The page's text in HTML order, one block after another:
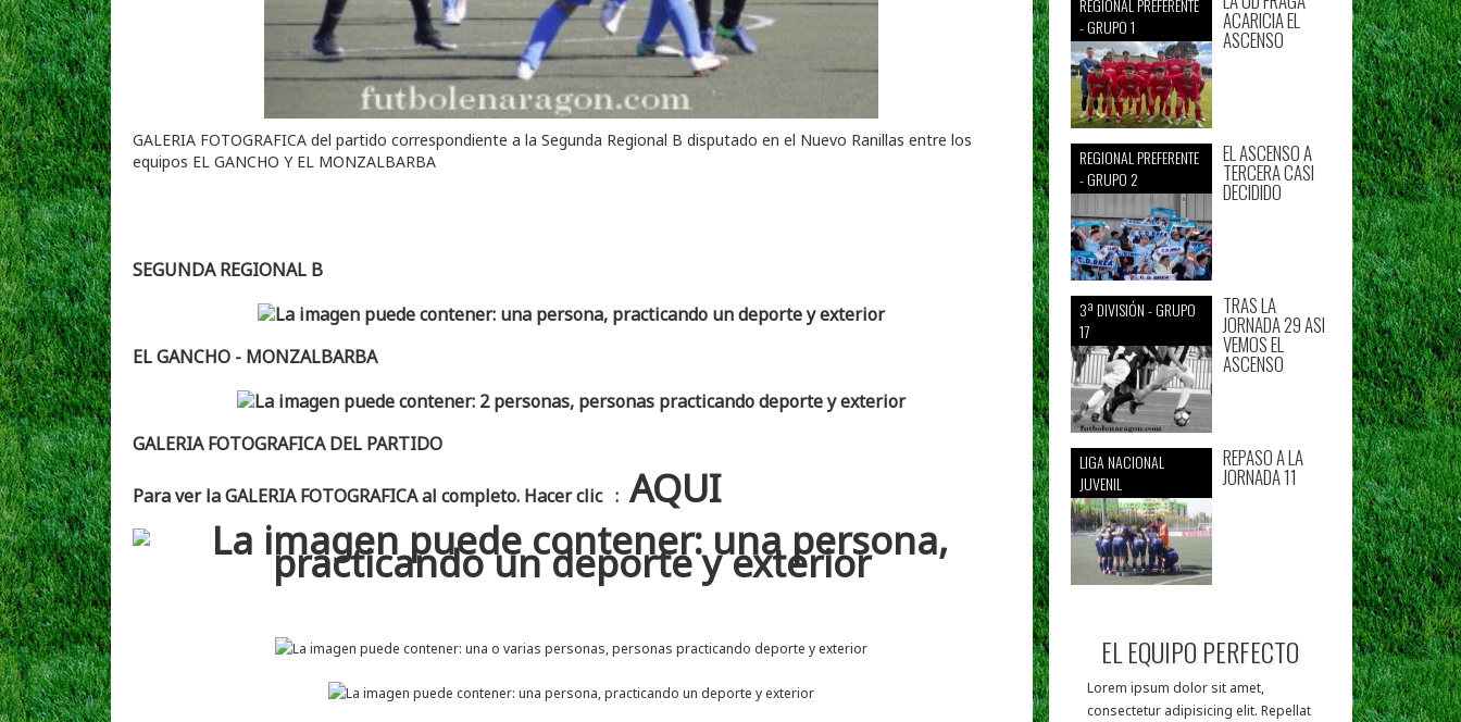
GALERIA FOTOGRAFICA del partido correspondiente a la Segunda Regional B disputado en el Nuevo Ranillas entre los
equipos EL GANCHO Y EL MONZALBARBA
SEGUNDA REGIONAL B
EL GANCHO - MONZALBARBA
GALERIA FOTOGRAFICA DEL PARTIDO
Para ver la GALERIA FOTOGRAFICA al completo. Hacer clic : AQUI
REGIONAL PREFERENTE
- GRUPO 1
ACARICIA EL
ASCENSO
REGIONAL PREFERENTE
- GRUPO 2
EL ASCENSO A
TERCERA CASI
DECIDIDO
3ª DIVISIÓN - GRUPO
17
TRAS LA
JORNADA 29 ASI
VEMOS EL
ASCENSO
LIGA NACIONAL
JUVENIL
REPASO A LA
JORNADA 11
EL EQUIPO PERFECTO
Lorem ipsum dolor sit amet,
consectetur adipisicing elit. Repellat